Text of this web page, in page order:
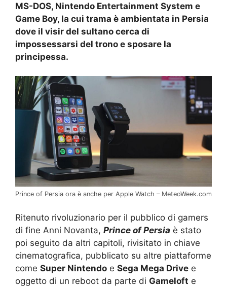
MS-DOS, Nintendo Entertainment System e
Game Boy, la cui trama è ambientata in Persia
dove il visir del sultano cerca di
impossessarsi del trono e sposare la
principessa.
Prince of Persia ora è anche per Apple Watch – MeteoWeek.com
Ritenuto rivoluzionario per il pubblico di gamers
di fine Anni Novanta, Prince of Persia è stato
poi seguito da altri capitoli, rivisitato in chiave
cinematografica, pubblicato su altre piattaforme
come Super Nintendo e Sega Mega Drive e
oggetto di un reboot da parte di Gameloft e